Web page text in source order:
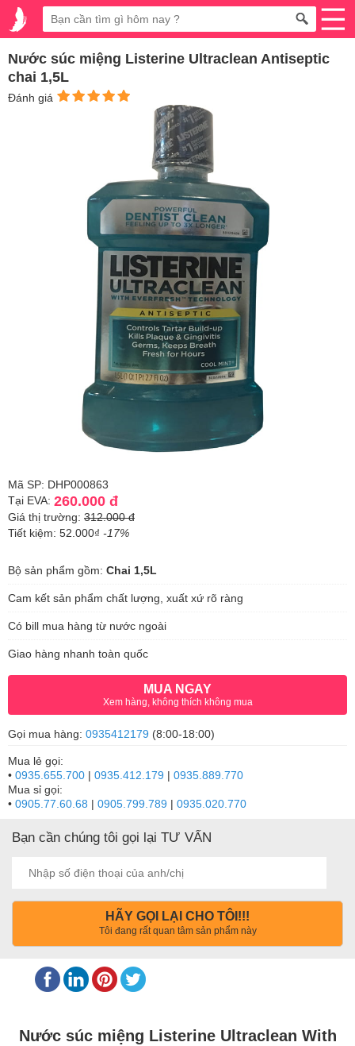
Nước súc miệng Listerine Ultraclean Antiseptic
chai 1,5L
Đánh giá
Mã SP: DHP000863
Tại EVA: 260.000 đ
Giá thị trường: 312.000 đ
Tiết kiệm: 52.000₫ -17%
Bộ sản phẩm gồm: Chai 1,5L
Cam kết sản phẩm chất lượng, xuất xứ rõ ràng
Có bill mua hàng từ nước ngoài
Giao hàng nhanh toàn quốc
MUA NGAY
Xem hàng, không thích không mua
Gọi mua hàng: 0935412179 (8:00-18:00)
Mua lẻ gọi:
• 0935.655.700 | 0935.412.179 | 0935.889.770
Mua sỉ gọi:
• 0905.77.60.68 | 0905.799.789 | 0935.020.770
Bạn cần chúng tôi gọi lại TƯ VẤN
HÃY GỌI LẠI CHO TÔI!!!
Tôi đang rất quan tâm sản phẩm này
Nước súc miệng Listerine Ultraclean With